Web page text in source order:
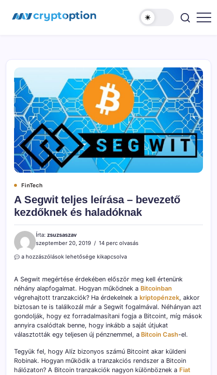
MyCryptOption
FinTech
A Segwit teljes leírása – bevezető
kezdőknek és haladóknak
Írta: zsuzsaszav
szeptember 20, 2019
14 perc olvasás
A
leírása
–
bevezető
kezdőknek
és
haladóknak
bejegyzéshez
a hozzászólások lehetősége kikapcsolva
A Segwit megértése érdekében először meg kell értenünk
néhány alapfogalmat. Hogyan működnek a Bitcoinban
végrehajtott tranzakciók? Ha érdekelnek a kriptopénzek, akkor
biztosan te is találkozál már a Segwit fogalmával. Néhányan azt
gondolják, hogy ez forradalmasítani fogja a Bitcoint, míg mások
annyira csalódtak benne, hogy inkább a saját útjukat
választották egy teljesen új pénznemmel, a Bitcoin Cash-el.
Tegyük fel, hogy Alíz bizonyos számú Bitcoint akar küldeni
Robinak. Hogyan működik a tranzakciós rendszer a Bitcoin
hálózaton? A Bitcoin tranzakciók nagyon különböznek a Fiat